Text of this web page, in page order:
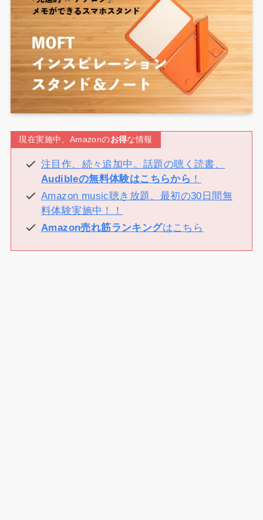
現在実施中、Amazonのお得な情報
注目作、続々追加中。話題の聴く読書、
Audibleの無料体験はこちらから ！
Amazon music聴き放題、最初の30日間無
料体験実施中！！
Amazon売れ筋ランキングはこちら